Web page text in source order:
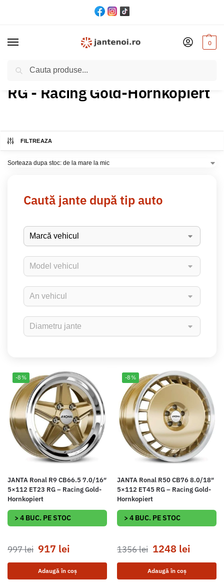
0
Acasă Produs Culoare / RG - Racing Gold-Hornkopiert
RG - Racing Gold-Hornkopiert
FILTREAZA
Caută jante după tip auto
-8%
JANTA Ronal R9 CB66.5 7.0/16″
5×112 ET23 RG – Racing Gold-
Hornkopiert
> 4 BUC. PE STOC
997lei 917 lei
Adaugă în coș
-8%
JANTA Ronal R50 CB76 8.0/18″
5×112 ET45 RG – Racing Gold-
Hornkopiert
> 4 BUC. PE STOC
1356lei 1248 lei
Adaugă în coș